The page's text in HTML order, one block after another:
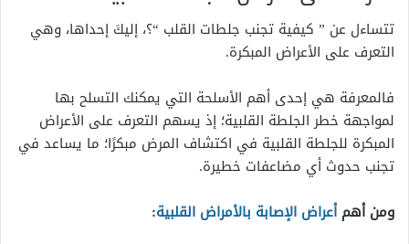
تتساءل عن ” كيفية تجنب جلطات القلب “؟، إليكَ إحداها، وهي
التعرف على الأعراض المبكرة.
فالمعرفة هي إحدى أهم الأسلحة التي يمكنك التسلح بها
لمواجهة خطر الجلطة القلبية؛ إذ يسهم التعرف على الأعراض
المبكرة للجلطة القلبية في اكتشاف المرض مبكرًا؛ ما يساعد في
تجنب حدوث أي مضاعفات خطيرة.
ومن أهمأعراض الإصابة بالأمراض القلبية: